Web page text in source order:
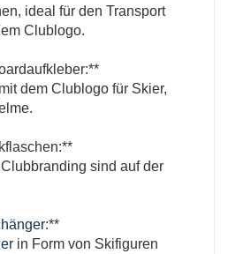
ideal für den Transport
Clublogo.
dem Clublogo für Skier,
sind auf der
:**
in Form von Skifiguren